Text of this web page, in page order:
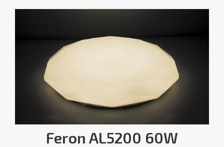
Feron AL5200 60W